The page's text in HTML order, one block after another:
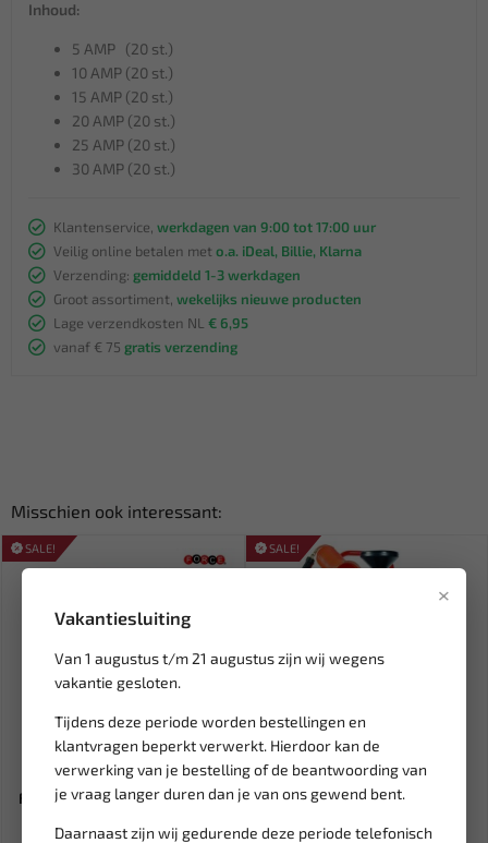
×
Vakantiesluiting
Van 1 augustus t/m 21 augustus zijn wij wegens
vakantie gesloten.
Tijdens deze periode worden bestellingen en
klantvragen beperkt verwerkt. Hierdoor kan de
verwerking van je bestelling of de beantwoording van
je vraag langer duren dan je van ons gewend bent.
Daarnaast zijn wij gedurende deze periode telefonisch
Inhoud:
5 AMP (20 st.)
10 AMP (20 st.)
15 AMP (20 st.)
20 AMP (20 st.)
25 AMP (20 st.)
30 AMP (20 st.)
Klantenservice, werkdagen van 9:00 tot 17:00 uur
Veilig online betalen met o.a. iDeal, Billie, Klarna
Verzending: gemiddeld 1-3 werkdagen
Groot assortiment, wekelijks nieuwe producten
Lage verzendkosten NL € 6,95
vanaf € 75 gratis verzending
Misschien ook interessant:
SALE!
Leverbaar
FORCE Remdruk tester 914B2
SALE!
Leverbaar
RODAC Nevelspuit 50 liter